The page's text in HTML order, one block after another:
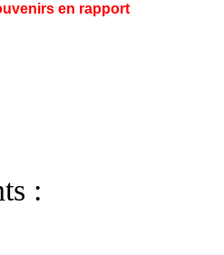
en rapport
: